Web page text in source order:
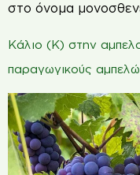
στο όνομα
Κάλιο (K) στην
παραγωγικούς